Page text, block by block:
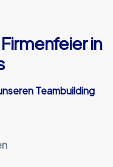
in
Teambuilding